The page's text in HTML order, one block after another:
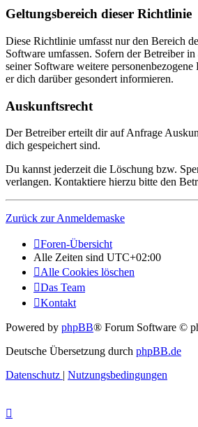
Geltungsbereich dieser Richtlinie
Diese Richtlinie umfasst nur den Bereich
Software umfassen. Sofern der Betreiber in
seiner Software weitere
er dich darüber gesondert informieren.
Auskunftsrecht
Der Betreiber erteilt dir auf Anfrage
dich gespeichert sind.
Du kannst jederzeit die Löschung bzw.
verlangen. Kontaktiere hierzu bitte den
Zurück zur Anmeldemaske
Foren-Übersicht
Alle Zeiten sind UTC+02:00
Alle Cookies löschen
Das Team
Kontakt
Powered by phpBB® Forum Software ©
Deutsche Übersetzung durch phpBB.de
Datenschutz | Nutzungsbedingungen